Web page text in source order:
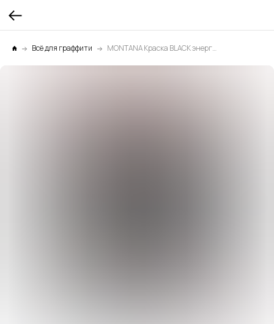
Всё для граффити MONTANA Краска BLACK энергетик красный 0,6л